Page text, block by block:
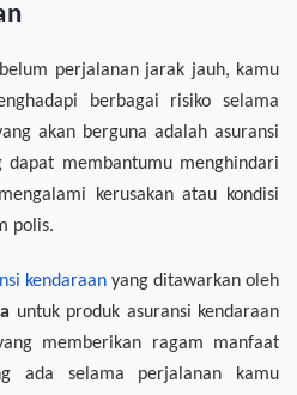
perjalanan jarak jauh, kamu
berbagai risiko selama
akan berguna adalah asuransi
dapat membantumu menghindari
kerusakan atau kondisi
polis.
kendaraan yang ditawarkan oleh
untuk produk asuransi kendaraan
memberikan ragam manfaat
ada selama perjalanan kamu